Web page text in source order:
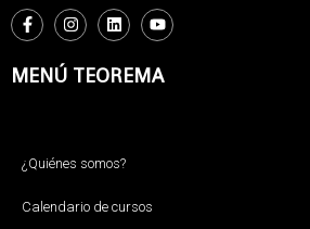
MENÚ TEOREMA
¿Quiénes somos?
Calendario de cursos